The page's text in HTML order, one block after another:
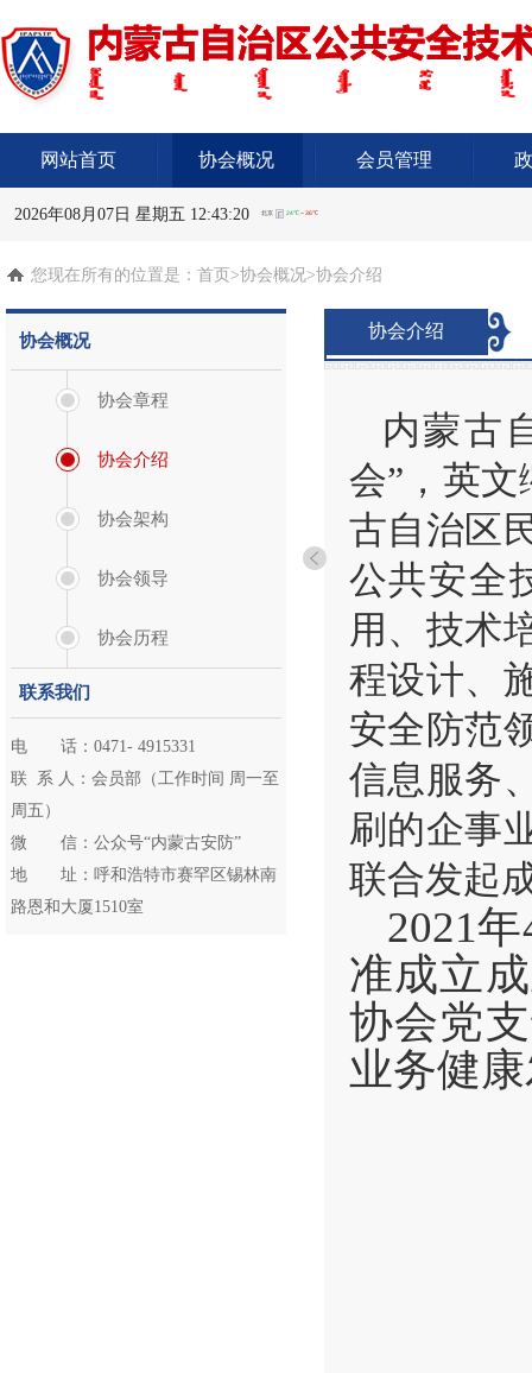
网站首页 协会概况 会员管理
2026年08月07日 星期五 12:43:21
您现在所有的位置是： 首页 >协会概况>协会介绍
协会概况
协会章程
协会介绍
协会架构
协会领导
协会历程
联系我们
电 话：0471- 4915331
联 系 人：会员部（工作时间 周一至
周五）
微 信：公众号“内蒙古安防”
地 址：呼和浩特市赛罕区锡林南
路恩和大厦1510室
协会介绍
内蒙古
会”，英文
古自治区
公共安全
用、技术
程设计、
安全防范
信息服务
刷的企事
联合发起
2021
准成立
协会党
业务健